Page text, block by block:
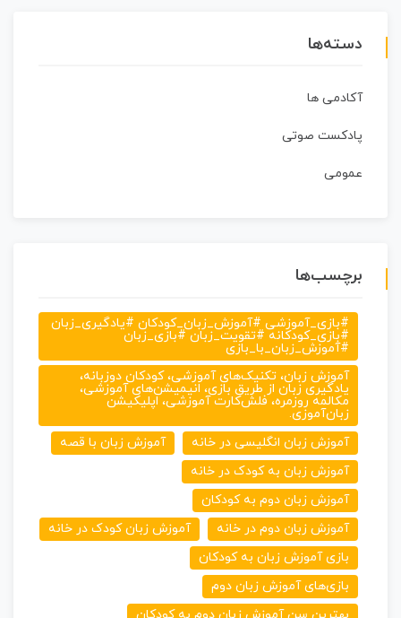
دسته‌ها
آکادمی ها
پادکست صوتی
عمومی
برچسب‌ها
#بازی_آموزشی #آموزش_زبان_کودکان #یادگیری_زبان
#بازی_کودکانه #تقویت_زبان #بازی_زبان
#آموزش_زبان_با_بازی
آموزش زبان، تکنیک‌های آموزشی، کودکان دوزبانه،
یادگیری زبان از طریق بازی، انیمیشن‌های آموزشی،
مکالمه روزمره، فلش‌کارت آموزشی، اپلیکیشن
زبان‌آموزی.
آموزش زبان انگلیسی در خانه
آموزش زبان با قصه
آموزش زبان به کودک در خانه
آموزش زبان دوم به کودکان
آموزش زبان دوم در خانه
آموزش زبان کودک در خانه
بازی آموزش زبان به کودکان
بازی‌های آموزش زبان دوم